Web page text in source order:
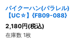
パイクーハン(パラレル)
【UC☆】{FB09-088}
2,180円(税込)
在庫数 1枚